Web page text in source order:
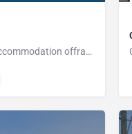
Couche-Tard est un magasin d’accommodation offrant une grande variété de produits pour les gens pressés.…